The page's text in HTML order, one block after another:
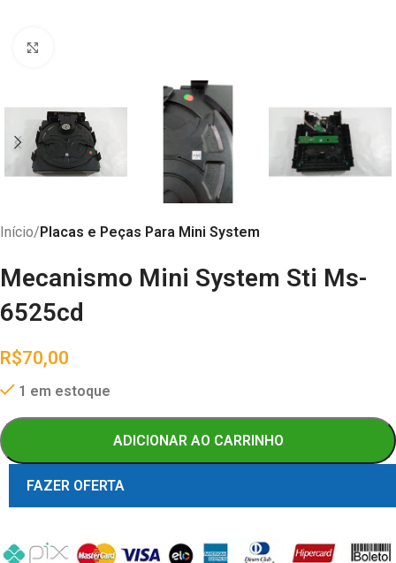
Início Placas e Peças Para Mini System
Mecanismo Mini System Sti Ms-
6525cd
R$70,00
1 em estoque
ADICIONAR AO CARRINHO
FAZER OFERTA